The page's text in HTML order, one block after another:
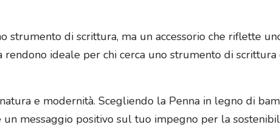
di scrittura, ma un accessorio che riflette
ideale per chi cerca uno strumento di scrittura
e modernità. Scegliendo la Penna in legno di
messaggio positivo sul tuo impegno per la